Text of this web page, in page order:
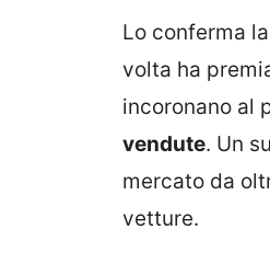
Lo conferma
volta ha
incoronano al
vendute. Un
mercato da
vetture.